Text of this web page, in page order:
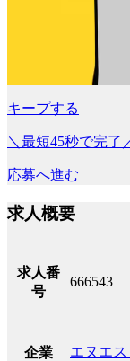
キープする
＼最短45秒で完了
応募へ進む
求人概要
求人番
号
666543
企業 エヌエ